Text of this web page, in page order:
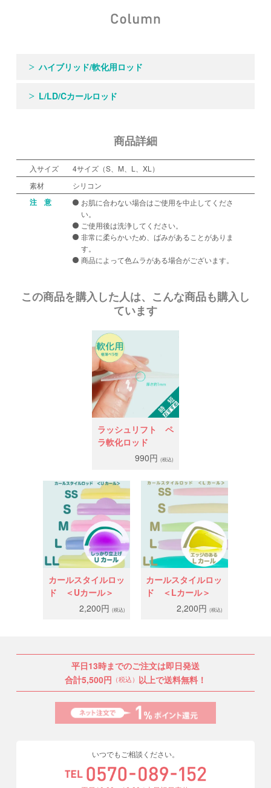
ハイブリッド/軟化用ロッド
L/LD/Cカールロッド
商品詳細
入サイズ
4サイズ（S、M、L、XL）
素材
シリコン
注 意
お肌に合わない場合はご使用を中止してくださ
い。
ご使用後は洗浄してください。
非常に柔らかいため、ばみがあることがありま
す。
商品によって色ムラがある場合がございます。
この商品を購入した人は、こんな商品も購入し
ています
ラッシュリフト ペ
ラ軟化ロッド
990円(税込)
カールスタイルロッ
ド ＜Uカール＞
2,200円 (税込)
カールスタイルロッ
ド ＜Lカール＞
2,200円(税込)
平日13時までのご注文は即日発送
合計5,500円 （税込） 以上で送料無料！
いつでもご相談ください。